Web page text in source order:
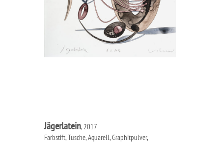
Jägerlatein, 2017
Farbstift, Tusche, Aquarell, Graphitpulver,